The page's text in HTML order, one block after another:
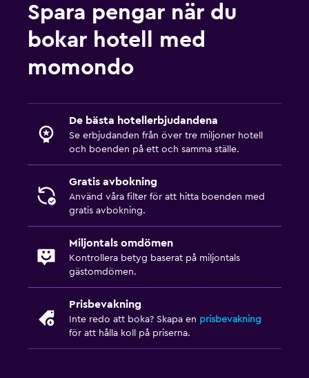
Spara pengar när du
bokar hotell med
momondo
De bästa hotellerbjudandena
Se erbjudanden från över tre miljoner hotell
och boenden på ett och samma ställe.
Gratis avbokning
Använd våra filter för att hitta boenden med
gratis avbokning.
Miljontals omdömen
Kontrollera betyg baserat på miljontals
gästomdömen.
Prisbevakning
Inte redo att boka? Skapa en prisbevakning
för att hålla koll på priserna.